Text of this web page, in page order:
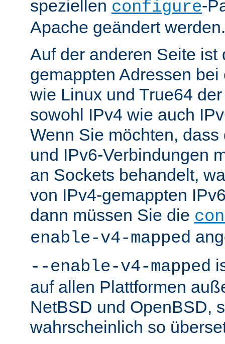
speziellen configure-
Apache geändert werden.
Auf der anderen Seite ist
gemappten Adressen
wie Linux und True64
sowohl IPv4 wie auch
Wenn Sie möchten,
und IPv6-Verbindungen
an Sockets behandelt,
von IPv4-gemappten
dann müssen Sie die
enable-v4-mapped
--enable-v4-mapped
auf allen Plattformen
NetBSD und OpenBSD,
wahrscheinlich so